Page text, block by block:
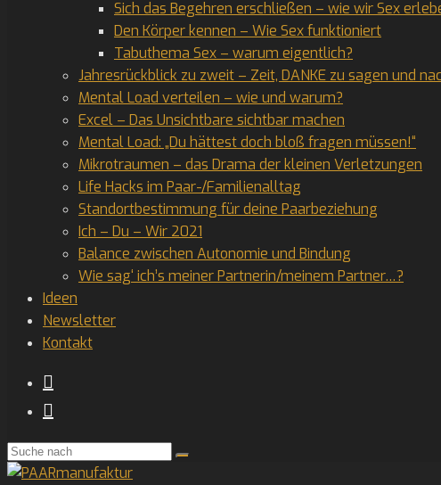
Sich das Begehren erschließen – wie wir Sex
Den Körper kennen – Wie Sex funktioniert
Tabuthema Sex – warum eigentlich?
Jahresrückblick zu zweit – Zeit, DANKE zu sagen und
Mental Load verteilen – wie und warum?
Excel – Das Unsichtbare sichtbar machen
Mental Load: „Du hättest doch bloß fragen müssen!“
Mikrotraumen – das Drama der kleinen Verletzungen
Life Hacks im Paar-/Familienalltag
Standortbestimmung für deine Paarbeziehung
Ich – Du – Wir 2021
Balance zwischen Autonomie und Bindung
Wie sag‘ ich’s meiner Partnerin/meinem Partner…?
Ideen
Newsletter
Kontakt